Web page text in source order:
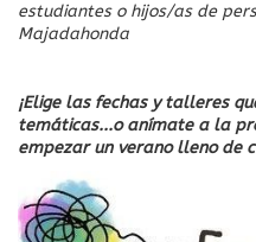
estudiantes o hijos/as de
Majadahonda
¡Elige las fechas y talleres
temáticas...o anímate a la
empezar un verano lleno de